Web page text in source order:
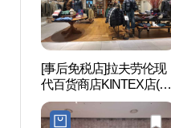
[事后免税店]拉夫劳伦现
代百货商店KINTEX店(랄
프로렌 현대백화점 킨텍
스점)